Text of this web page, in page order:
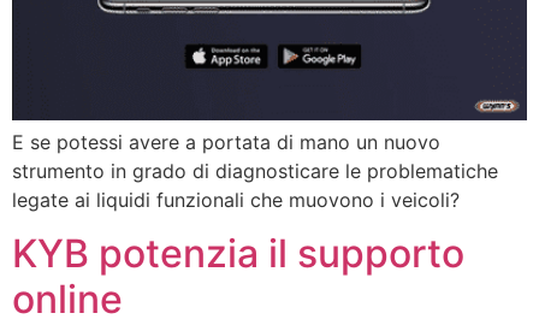
E se potessi avere a portata di mano un nuovo
strumento in grado di diagnosticare le problematiche
legate ai liquidi funzionali che muovono i veicoli?
KYB potenzia il supporto
online